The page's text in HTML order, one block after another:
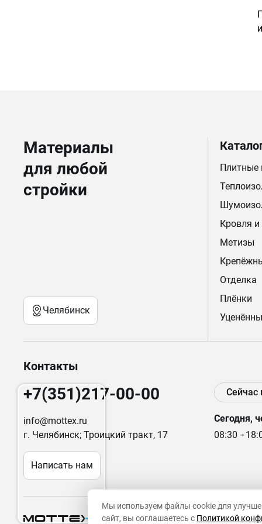
Материалы
для любой
стройки
Челябинск
Плитные
Кровля и
Метизы
Отделка
Плёнки
Контакты
+7(351)217-00-00
info@mottex.ru
г. Челябинск; Троицкий тракт, 17
Написать нам
Сегодня,
08:30
Мы используем файлы cookie для
сайт, вы соглашаетесь с Политикой